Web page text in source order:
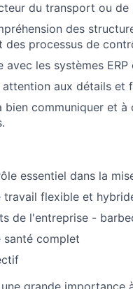
du transport ou de
des
des processus de
avec les systèmes
attention aux détails et
bien communiquer et
essentiel dans la
travail flexible et
de l'entreprise -
santé complet
grande